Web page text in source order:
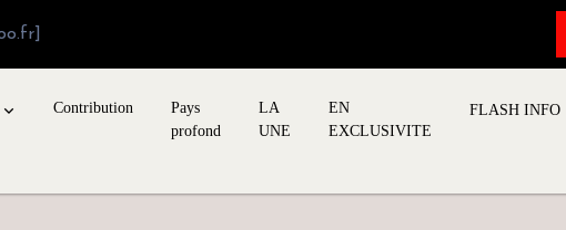
Contribution
Pays
profond
LA
UNE
EN
EXCLUSIVITE
FLASH INFO